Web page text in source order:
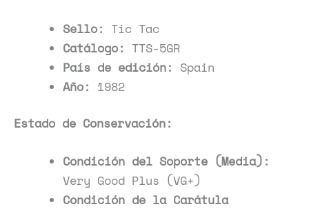
Sello: Tic Tac
Catálogo: TTS-5GR
País de edición: Spain
Año: 1982
Estado de Conservación:
Condición del Soporte (Media):
Very Good Plus (VG+)
Condición de la Carátula